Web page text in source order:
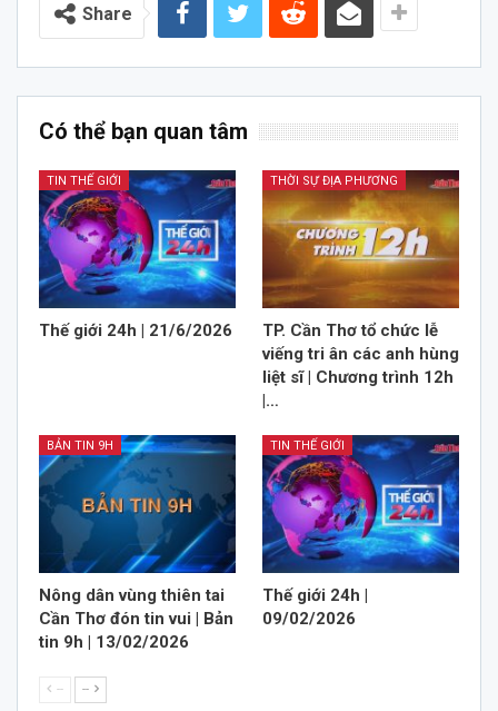
Share
Có thể bạn quan tâm
TIN THẾ GIỚI
Thế giới 24h | 21/6/2026
THỜI SỰ ĐỊA PHƯƠNG
TP. Cần Thơ tổ chức lễ
viếng tri ân các anh hùng
liệt sĩ | Chương trình 12h
|…
BẢN TIN 9H
Nông dân vùng thiên tai
Cần Thơ đón tin vui | Bản
tin 9h | 13/02/2026
TIN THẾ GIỚI
Thế giới 24h |
09/02/2026
-- --